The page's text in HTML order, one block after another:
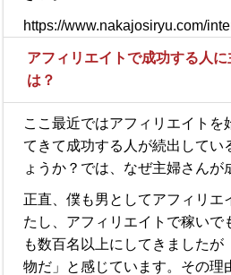
https://www.nakajosiryu.com/
アフィリエイトで成功する人
は？
ここ最近ではアフィリエイトを
てきて成功する人が続出してい
ょうか？では、なぜ主婦さんが
正直、僕も男としてアフィリエ
たし、アフィリエイトで稼いで
も数百名以上にしてきましたが
物だ」と感じています。その理